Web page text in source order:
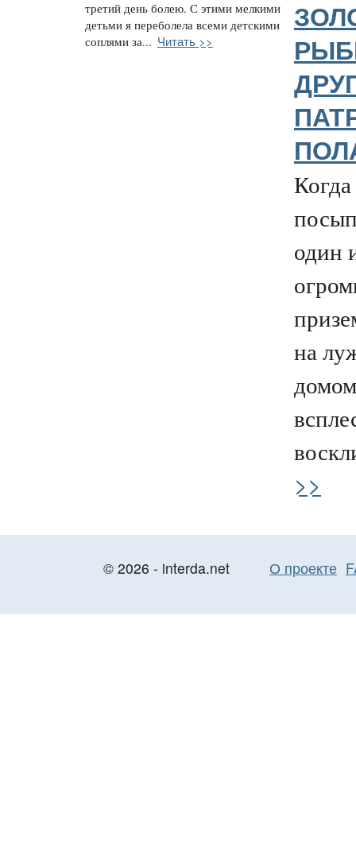
третий день болею. С этими мелкими
детьми я переболела всеми детскими
соплями за... Читать >>
один
на
>>
© 2026 - interda.net О проекте